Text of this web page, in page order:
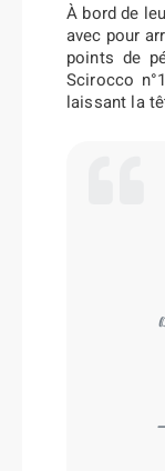
À bord de
avec pour
points de
Scirocco
laissant la